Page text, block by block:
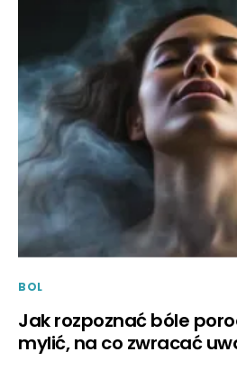
BOL
Jak rozpoznać bóle
mylić, na co zwracać